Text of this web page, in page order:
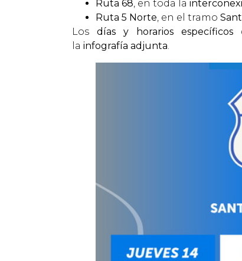
Ruta 68, en toda la
Ruta 5 Norte, en el tramo
Los días y horarios específicos
la infografía adjunta.